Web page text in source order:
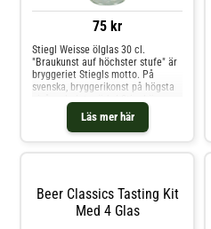
75 kr
Läs mer här
Stiegl Weisse ölglas 30 cl.
"Braukunst auf höchster stufe" är
bryggeriet Stiegls motto. På
svenska, bryggerikonst på högsta
nivå, och det märks! Stiegl är en
österrikisk klassiker. Detta ölglas
har den typiska weissbierformen
och har Stiegl Weisse tryckt på
Beer Classics Tasting Kit
Med 4 Glas